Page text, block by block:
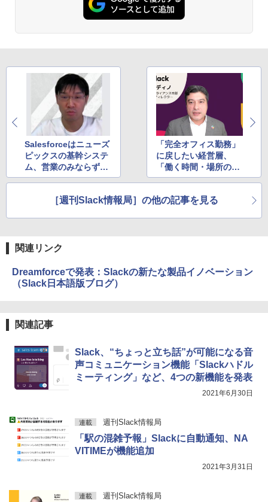
Salesforceはニューズ
ピックスの基幹システ
ム、営業のみならず編
集・デザイナーもコン
「完全オフィス勤務」
に戻したい経営層、
「働く時間・場所の柔
軟性」を重視する従業
［週刊Slack情報局］の他の記事を見る
関連リンク
Dreamforceで発表：Slackの新たな製品イノベーション
（Slack日本語版ブログ）
関連記事
Slack、“ちょっと立ち話”が可能になる音
声コミュニケーション機能「Slackハドル
ミーティング」など、4つの新機能を発表
2021年6月30日
連載 週刊Slack情報局
「駅の混雑予報」Slackに自動通知、NA
VITIMEが機能追加
2021年3月31日
連載 週刊Slack情報局